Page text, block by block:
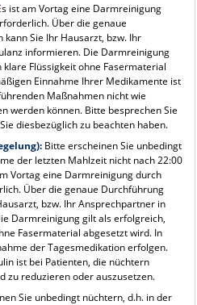
ist am Vortag eine Darmreinigung
Über die genaue
Sie Ihr Hausarzt, bzw. Ihr
informieren. Die Darmreinigung
Flüssigkeit ohne Fasermaterial
Einnahme Ihrer Medikamente ist
Maßnahmen nicht wie
werden können. Bitte besprechen Sie
diesbezüglich zu beachten haben.
Bitte erscheinen Sie unbedingt
der letzten Mahlzeit nicht nach 22:00
Vortag eine Darmreinigung durch
Über die genaue Durchführung
bzw. Ihr Ansprechpartner in
Darmreinigung gilt als erfolgreich,
Fasermaterial abgesetzt wird. In
der Tagesmedikation erfolgen.
ist bei Patienten, die nüchtern
zu reduzieren oder auszusetzen.
Sie unbedingt nüchtern, d.h. in der